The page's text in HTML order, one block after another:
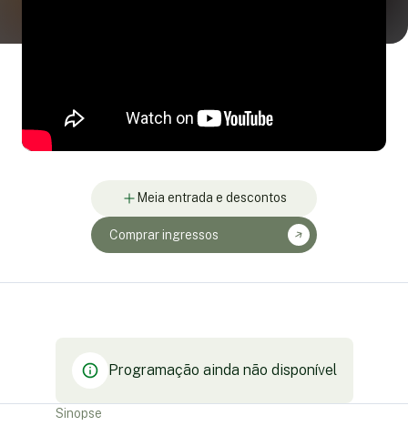
Meia entrada e descontos
Comprar ingressos
Programação ainda não disponível
Sinopse